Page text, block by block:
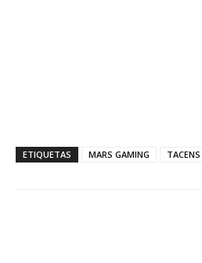
ETIQUETAS MARS GAMING TACENS